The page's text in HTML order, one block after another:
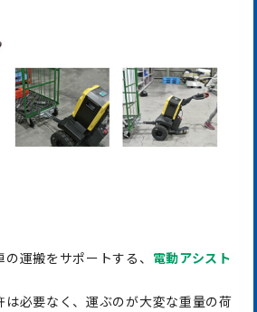
運搬をサポートする、 電動アシスト
は必要なく、運ぶのが大変な重量の荷